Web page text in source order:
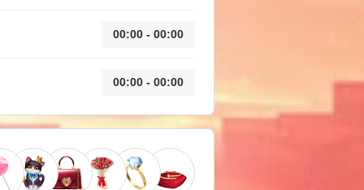
00:00 - 00:00
00:00 - 00:00